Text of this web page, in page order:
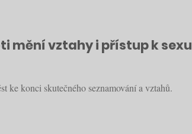
mění vztahy i přístup k sexu
ke konci skutečného seznamování a vztahů.